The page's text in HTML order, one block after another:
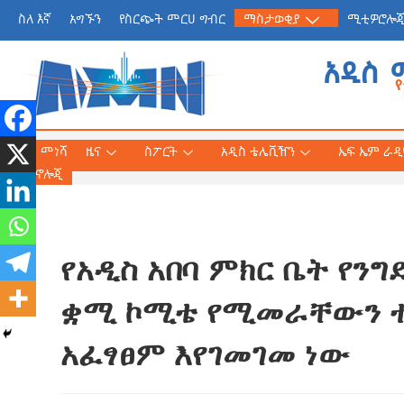
ስለ እኛ አግኙን የስርጭት መርሀ ግብር ማስታወቂያ ሚቲዎሮሎጂ
አዲስ
መነሻ ዜና ስፖርት አዲስ ቴሌቪዥን
የጠቅላይ ሚኒስትር ዐቢይ
«መደመር» መጽሐፍ
ለንባብ ይበቃል
AmnAdmin
ኤፍ ኤም
ቴክኖሎጂ
የአዲስ አበባ ምክር ቤት
ቋሚ ኮሚቴ የሚመራቸውን
አፈፃፀም እየገመገመ ነው